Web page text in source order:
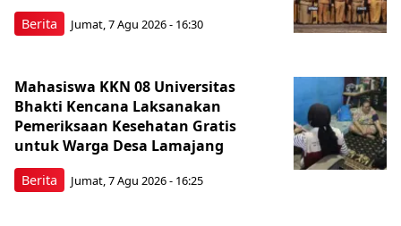
Berita Jumat, 7 Agu 2026 - 16:30
Berita
Mahasiswa KKN 08 Universitas
Bhakti Kencana Laksanakan
Pemeriksaan Kesehatan Gratis
untuk Warga Desa Lamajang
Jumat, 7 Agu 2026 - 16:25